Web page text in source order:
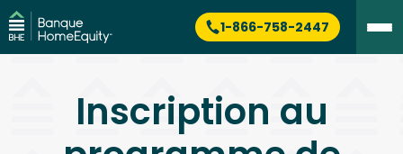
1-866-758-2447
Inscription au